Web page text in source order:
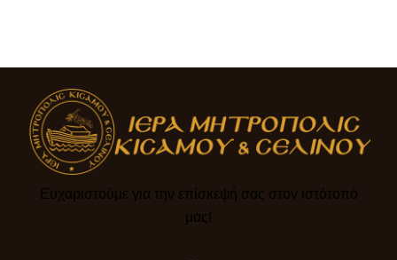
Ευχαριστούμε για την επίσκεψή σας στον ιστότοπό
μας!​